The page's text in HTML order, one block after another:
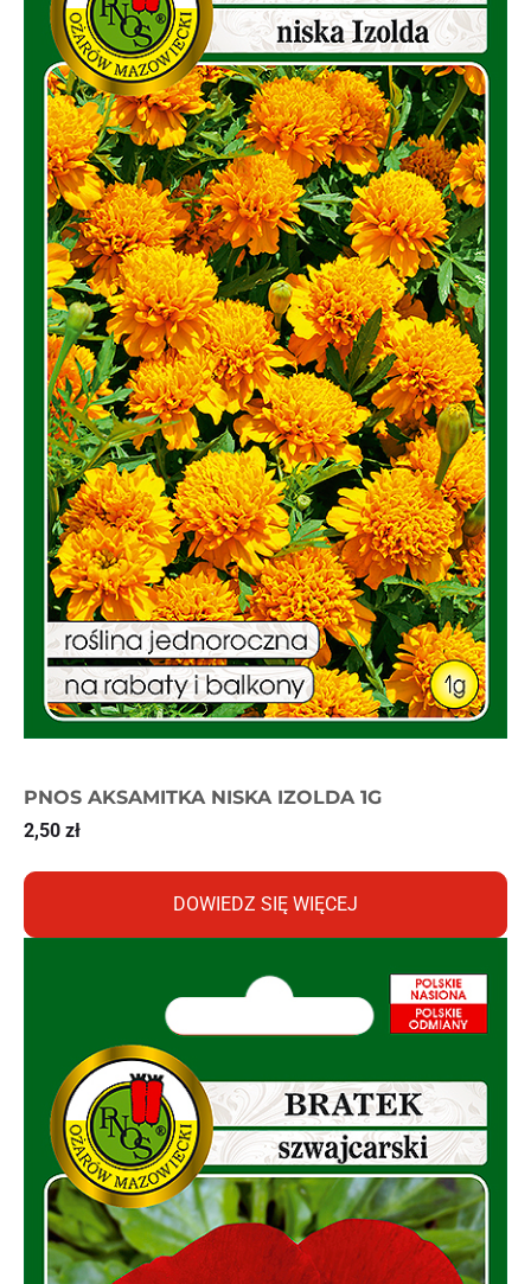
PNOS AKSAMITKA NISKA IZOLDA 1G
2,50 zł
DOWIEDZ SIĘ WIĘCEJ